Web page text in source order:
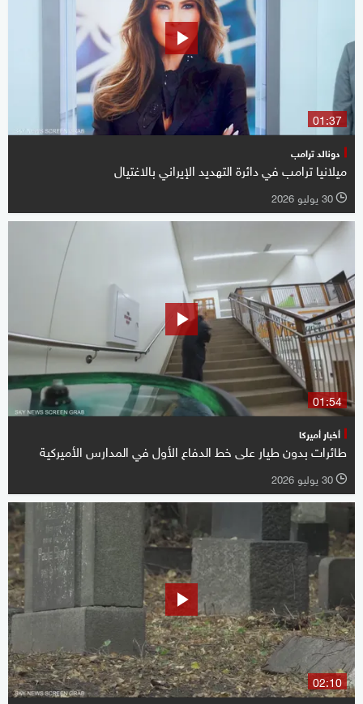
01:37
دونالد ترامب
ميلانيا ترامب في دائرة التهديد الإيراني بالاغتيال
l 30 يوليو 2026
01:54
أخبار أميركا
طائرات بدون طيار على خط الدفاع الأول في المدارس الأميركية
l 30 يوليو 2026
02:10